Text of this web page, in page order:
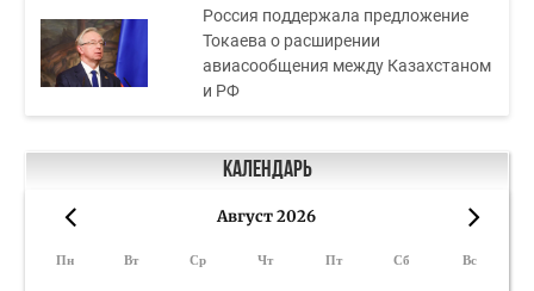
Россия поддержала предложение
Токаева о расширении
авиасообщения между Казахстаном
и РФ
Календарь
Август 2026
Пн Вт Ср Чт Пт Сб Вс